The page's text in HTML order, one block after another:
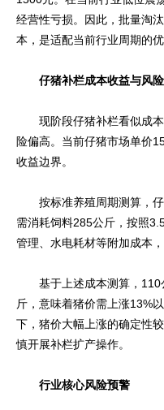
经营性亏损。因此，批量淘
本，是适配当前行业周期的优
仔猪补栏成本收益与风险
现阶段仔猪补栏看似成本
险偏高。当前仔猪市场单价
收益边界。
按标准养殖周期测算，仔
需消耗饲料285公斤，按照
管理、水电耗材等附加成本
基于上述成本测算，110
斤，意味着猪价需上涨13%
下，猪价大幅上涨的确定性
慎开展补栏扩产操作。
行业核心风险预警